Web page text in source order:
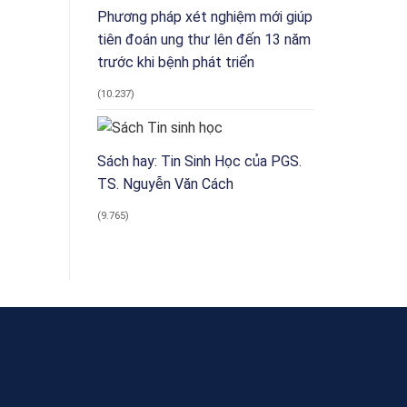
Phương pháp xét nghiệm mới giúp
tiên đoán ung thư lên đến 13 năm
trước khi bệnh phát triển
(10.237)
Sách hay: Tin Sinh Học của PGS.
TS. Nguyễn Văn Cách
(9.765)